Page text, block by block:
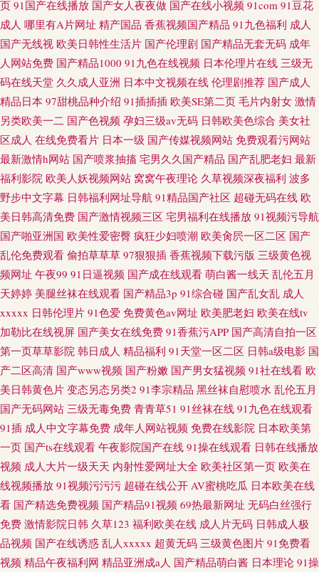
页 91国产在线播放 国产女人夜夜做 国产在线小视频 91com 91豆花
成人 哪里有A片网址 精产国品 香蕉视频国产精品 91九色福利 成人
国产无线视 欧美日韩性生活片 国产伦理剧 国产精品无套无码 成年
人网站免费 国产精品1000 91九色在线视频 日本伦理片在线 三级无
码在线天堂 久久成人亚洲 日本中文视频在线 伦理剧推荐 国产成人
精品日本 97甜桃品种介绍 91插插插 欧美SE第二页 毛片内射女 激情
另类欧美一二 国产色视频 孕妇三级av无码 日韩欧美色综合 美女社
区成人 在线免费看片 日本一级 国产传媒视频网站 免费观看污网站
最新激情h网站 国产喷浆抽搐 宅男久久国产精品 国产乱肥老妇 最新
福利影院 欧美人妖视频网站 窝窝午夜理论 久草视频深夜福利 波多
野步中文字幕 日韩福利网址导航 91精品国产社区 超碰无码在线 欧
美日韩高清免费 国产激情视频三区 宅男福利在线播放 91视频污导航
国产啪亚洲国 欧美性爱密臀 疯狂少妇喷潮 欧美肏屄一区二区 国产
乱伦免费观看 偷拍草草草 97狠狠插 香蕉视频下载污版 三级黄色视
频网址 午夜99 91日逼视频 国产成在线观看 萌白酱一线天 乱伦五月
天婷婷 美腿丝袜在线观看 国产精品3p 91综合碰 国产乱女乱 成人
xxxxx 日韩伦理片 91色爱 免费黄色av网址 欧美肥老妇 欧美在线tv
加勒比在线视屏 国产美女在线免费 91香蕉污APP 国产高清自拍一区
第一页草草影院 韩日成人 精品福利 91天堂一区二区 日韩a级电影 国
产二区高清 国产www视频 国产粉嫩 国产男女猛视频 91社在线看 欧
美日韩黄色片 变态另态另类2 91李宗精品 黑丝袜自慰喷水 乱伦五月
国产无码网站 三级无毒免费 青青草51 91丝袜在线 91九色在线观看
91插 成人中文字幕免费 成年人网站视频 免费在线影院 日本欧美第
一页 国产ts在线观看 午夜影院国产在线 91操在线观看 日韩在线播放
视频 成人大片一级天天 内射性爱网址大全 欧美社区第一页 欧美在
线视频播放 91视频污污污 超碰在线公开 AV蜜桃吃瓜 日本欧美在线
看 国产精选免费视频 国产精品91视频 69热最新网址 无码白丝强行
免费 激情影院日韩 久草123 福利欧美在线 成人片无码 日韩成人极
品视频 国产在线诱惑 乱人xxxxx 超黄无码 三级黄色图片 91免费看
视频 精品午夜福利网 精品亚洲成a人 国产精品萌白酱 日本理论 91操